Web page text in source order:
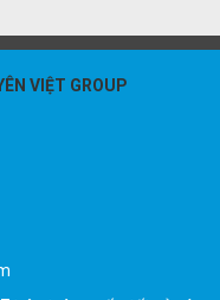
VIỆT GROUP